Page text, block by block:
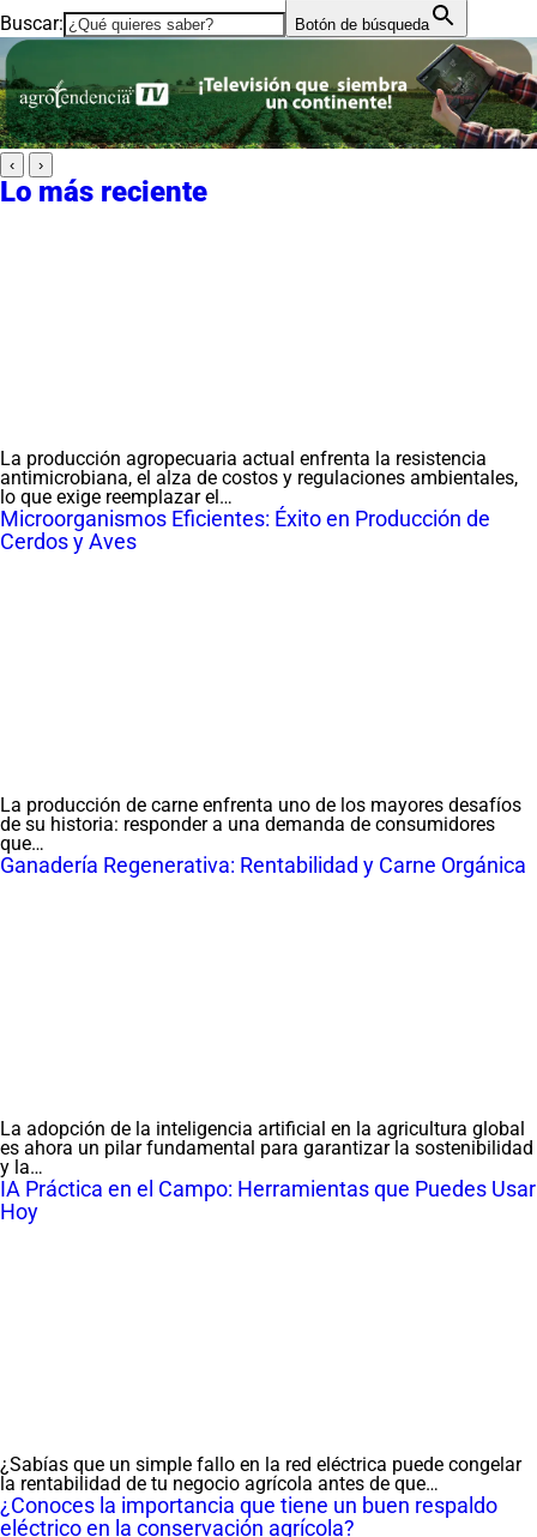
Buscar:
Botón de búsqueda
‹ ›
Lo más reciente
La producción agropecuaria actual enfrenta la resistencia
antimicrobiana, el alza de costos y regulaciones ambientales,
lo que exige reemplazar el…
Microorganismos Eficientes: Éxito en Producción de
Cerdos y Aves
La producción de carne enfrenta uno de los mayores desafíos
de su historia: responder a una demanda de consumidores
que…
Ganadería Regenerativa: Rentabilidad y Carne Orgánica
La adopción de la inteligencia artificial en la agricultura global
es ahora un pilar fundamental para garantizar la sostenibilidad
y la…
IA Práctica en el Campo: Herramientas que Puedes Usar
Hoy
¿Sabías que un simple fallo en la red eléctrica puede congelar
la rentabilidad de tu negocio agrícola antes de que…
¿Conoces la importancia que tiene un buen respaldo
eléctrico en la conservación agrícola?